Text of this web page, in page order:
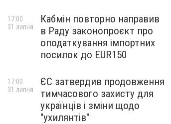
Кабмін повторно направив
в Раду законопроєкт про
оподаткування імпортних
посилок до EUR150
17:00
31 липня
ЄС затвердив продовження
тимчасового захисту для
українців і зміни щодо
"ухилянтів"
17:00
31 липня